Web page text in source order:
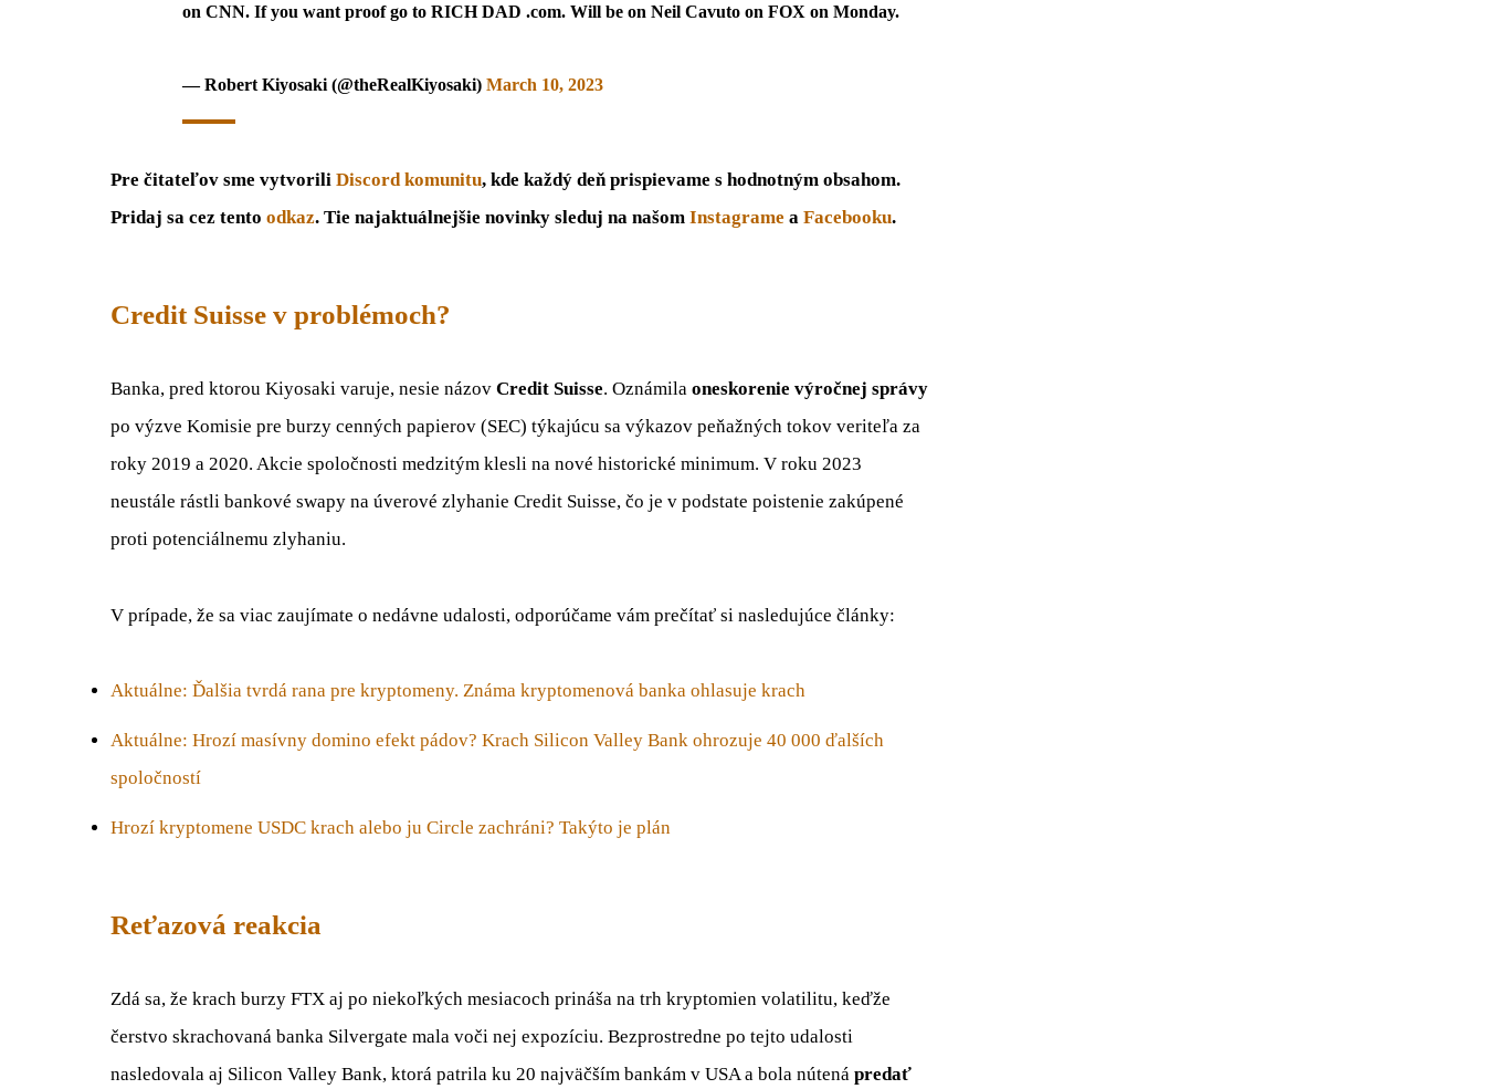
on CNN. If you want proof go to RICH DAD .com. Will be on Neil Cavuto on FOX on Monday.
— Robert Kiyosaki (@theRealKiyosaki) March 10, 2023
Pre čitateľov sme vytvorili Discord komunitu, kde každý deň prispievame s hodnotným obsahom.
Pridaj sa cez tento odkaz. Tie najaktuálnejšie novinky sleduj na našom Instagrame a Facebooku.
Credit Suisse v problémoch?
Banka, pred ktorou Kiyosaki varuje, nesie názov Credit Suisse. Oznámila oneskorenie výročnej správy
po výzve Komisie pre burzy cenných papierov (SEC) týkajúcu sa výkazov peňažných tokov veriteľa za
roky 2019 a 2020. Akcie spoločnosti medzitým klesli na nové historické minimum. V roku 2023
neustále rástli bankové swapy na úverové zlyhanie Credit Suisse, čo je v podstate poistenie zakúpené
proti potenciálnemu zlyhaniu.
V prípade, že sa viac zaujímate o nedávne udalosti, odporúčame vám prečítať si nasledujúce články:
Aktuálne: Ďalšia tvrdá rana pre kryptomeny. Známa kryptomenová banka ohlasuje krach
Aktuálne: Hrozí masívny domino efekt pádov? Krach Silicon Valley Bank ohrozuje 40 000 ďalších
spoločností
Hrozí kryptomene USDC krach alebo ju Circle zachráni? Takýto je plán
Reťazová reakcia
Zdá sa, že krach burzy FTX aj po niekoľkých mesiacoch prináša na trh kryptomien volatilitu, keďže
čerstvo skrachovaná banka Silvergate mala voči nej expozíciu. Bezprostredne po tejto udalosti
nasledovala aj Silicon Valley Bank, ktorá patrila ku 20 najväčším bankám v USA a bola nútená predať